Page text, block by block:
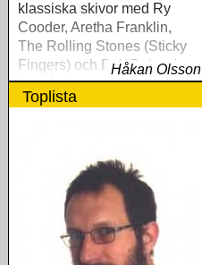
klassiska skivor med Ry
Cooder, Aretha Franklin,
The Rolling Stones (Sticky
Fingers) och Bob Dylan (en
fyrtioårig relation som
sträcker sig från »Blonde on
viktiga plattor som Big Stars
»Third/Sister Lovers«, The
Replacements' »Pleased
To Meet Me« and sonens
band The North Mississippi
Håkan Olsson
Toplista